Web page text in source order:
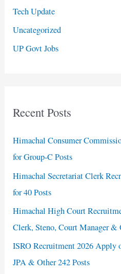
Tech Update
Uncategorized
UP Govt Jobs
Recent Posts
Himachal Consumer
for Group-C Posts
Himachal Secretariat Clerk
for 40 Posts
Himachal High Court
Clerk, Steno, Court Manager &
ISRO Recruitment 2026 Apply
JPA & Other 242 Posts